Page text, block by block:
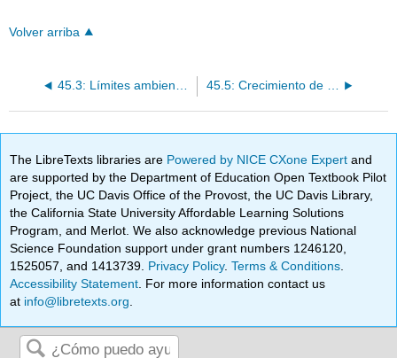
Volver arriba
The LibreTexts libraries are Powered by NICE CXone Expertand
are supported by the Department of Education Open Textbook Pilot
Project, the UC Davis Office of the Provost, the UC Davis Library,
the California State University Affordable Learning Solutions
Program, and Merlot. We also acknowledge previous National
Science Foundation support under grant numbers 1246120,
1525057, and 1413739. Privacy Policy.Terms & Conditions
Accessibility Statement . For more information contact us
at info@libretexts.org